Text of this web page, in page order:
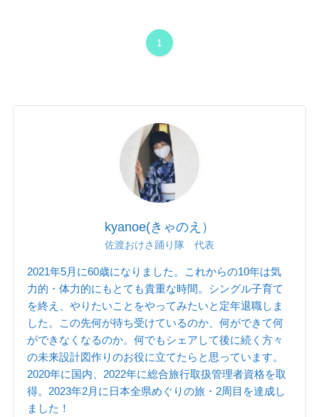
1
kyanoe(きゃのえ）
佐渡おけさ踊り隊 代表
2021年5月に60歳になりました。これからの10年は気
力的・体力的にもとても貴重な時間。シングル子育て
を終え、やりたいことをやってみたいと定年退職しま
した。この先何が待ち受けているのか、何ができて何
ができなくなるのか。何でもシェアして後に続く方々
の未来設計図作りのお役に立てたらと思っています。
2020年に国内、2022年に総合旅行取扱管理者資格を取
得。2023年2月に日本全県めぐりの旅・2周目を達成し
ました！